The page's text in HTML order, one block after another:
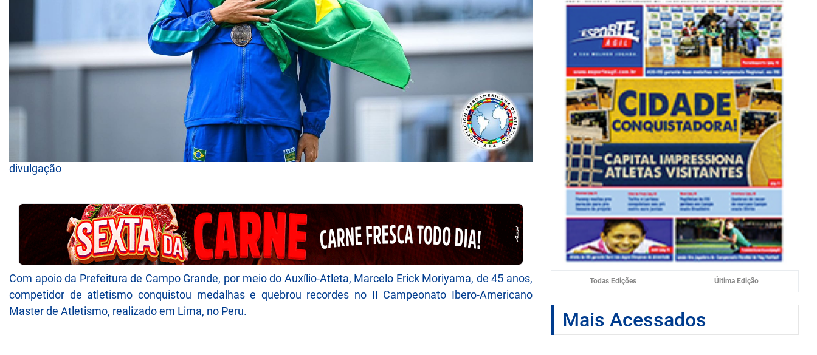
divulgação
Com apoio da Prefeitura de Campo Grande, por meio do Auxílio-Atleta, Marcelo Erick Moriyama, de 45 anos,
competidor de atletismo conquistou medalhas e quebrou recordes no II Campeonato Ibero-Americano
Master de Atletismo, realizado em Lima, no Peru.
Todas Edições Última Edição
Mais Acessados